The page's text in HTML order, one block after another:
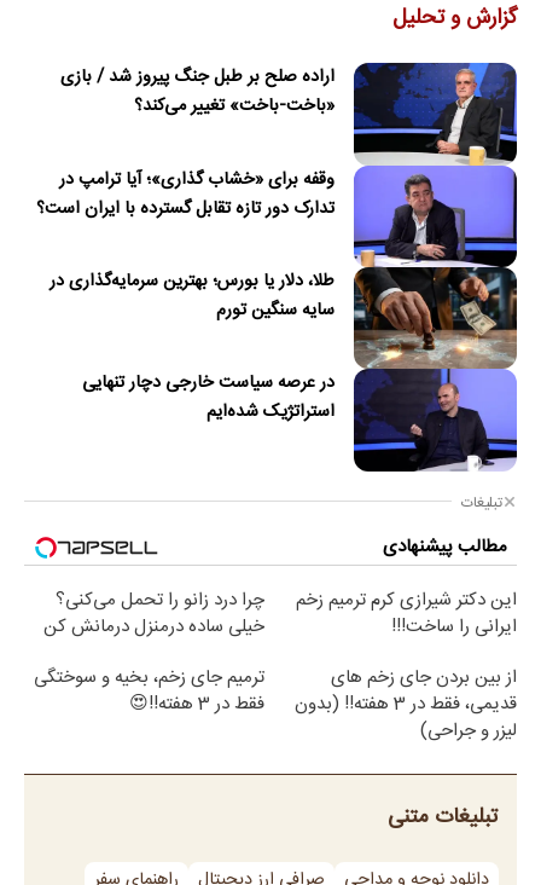
گزارش و تحلیل
اراده صلح بر طبل جنگ پیروز شد / بازی
«باخت-باخت» تغییر می‌کند؟
وقفه برای «خشاب گذاری»؛ آیا ترامپ در
تدارک دور تازه تقابل گسترده با ایران است؟
طلا، دلار یا بورس؛ بهترین سرمایه‌گذاری در
سایه سنگین تورم
در عرصه سیاست خارجی دچار تنهایی
استراتژیک شده‌ایم
تبلیغات
مطالب پیشنهادی
این دکتر شیرازی کرم ترمیم زخم
ایرانی را ساخت!!!
چرا درد زانو را تحمل می‌کنی؟
خیلی ساده درمنزل درمانش کن
از بین بردن جای زخم های
قدیمی، فقط در 3 هفته!! (بدون
لیزر و جراحی)
ترمیم جای زخم، بخیه و سوختگی
فقط در 3 هفته!!😍
تبلیغات متنی